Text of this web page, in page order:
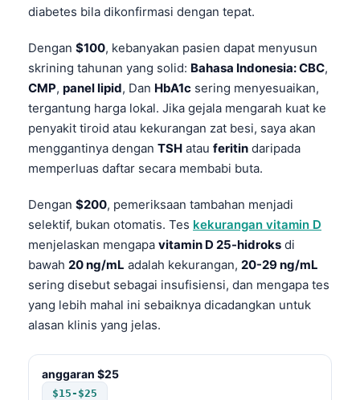
diabetes bila dikonfirmasi dengan tepat.
Dengan $100, kebanyakan pasien dapat menyusun
skrining tahunan yang solid: Bahasa Indonesia: CBC,
CMP, panel lipid, Dan HbA1c sering menyesuaikan,
tergantung harga lokal. Jika gejala mengarah kuat ke
penyakit tiroid atau kekurangan zat besi, saya akan
menggantinya dengan TSH atau feritin daripada
memperluas daftar secara membabi buta.
Dengan $200, pemeriksaan tambahan menjadi
selektif, bukan otomatis. Tes kekurangan vitamin D
menjelaskan mengapa vitamin D 25-hidroks di
bawah 20 ng/mL adalah kekurangan, 20-29 ng/mL
sering disebut sebagai insufisiensi, dan mengapa tes
yang lebih mahal ini sebaiknya dicadangkan untuk
alasan klinis yang jelas.
anggaran $25
$15-$25
বাংলা
اردو
मराठी
తెలుగు
தமிழ்
ગુજરાતી
ಕನ್ನಡ
മലയാളം
Bahasa Melayu
Tiếng Việt
Tagalog
ไทย
ဗမာစာ
ភាសាខ្មែរ
Kiswahili